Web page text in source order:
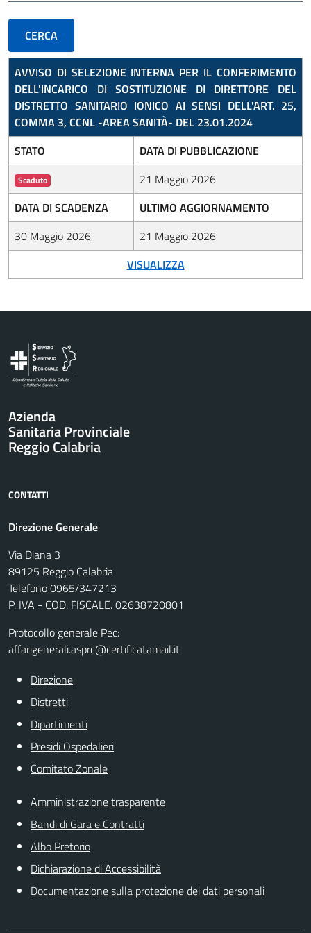
AVVISO DI SELEZIONE INTERNA PER IL CONFERIMENTO
DELL'INCARICO DI SOSTITUZIONE DI DIRETTORE DEL
DISTRETTO SANITARIO IONICO AI SENSI DELL'ART. 25,
COMMA 3, CCNL -AREA SANITÀ- DEL 23.01.2024
STATO
DATA DI PUBBLICAZIONE
Scaduto
21 Maggio 2026
DATA DI SCADENZA
ULTIMO AGGIORNAMENTO
30 Maggio 2026
21 Maggio 2026
VISUALIZZA
Azienda
Sanitaria Provinciale
Reggio Calabria
CONTATTI
Direzione Generale
Via Diana 3
89125 Reggio Calabria
Telefono 0965/347213
P. IVA - COD. FISCALE. 02638720801
Protocollo generale Pec:
affarigenerali.asprc@certificatamail.it
Direzione
Distretti
Dipartimenti
Presidi Ospedalieri
Comitato Zonale
Amministrazione trasparente
Bandi di Gara e Contratti
Albo Pretorio
Dichiarazione di Accessibilità
Documentazione sulla protezione dei dati personali